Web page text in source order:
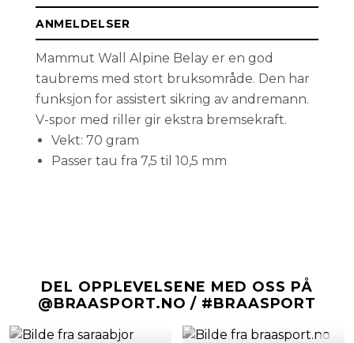
ANMELDELSER
Mammut Wall Alpine Belay er en god
taubrems med stort bruksområde. Den har
funksjon for assistert sikring av andremann.
V-spor med riller gir ekstra bremsekraft.
Vekt: 70 gram
Passer tau fra 7,5 til 10,5 mm
DEL OPPLEVELSENE MED OSS PÅ
@BRAASPORT.NO / #BRAASPORT